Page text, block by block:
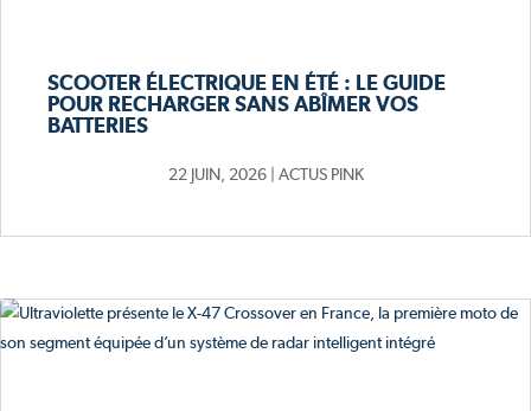
SCOOTER ÉLECTRIQUE EN ÉTÉ : LE GUIDE
POUR RECHARGER SANS ABÎMER VOS
BATTERIES
22 JUIN, 2026| ACTUS PINK